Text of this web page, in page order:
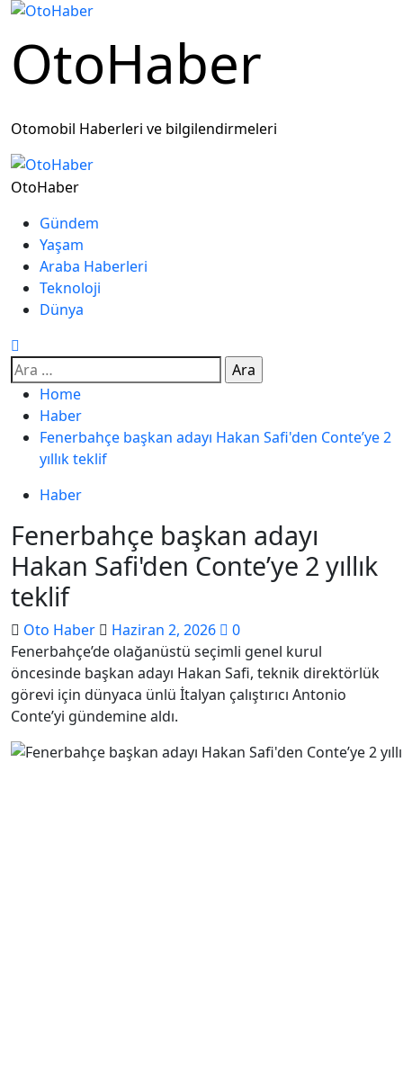
OtoHaber
Otomobil Haberleri ve bilgilendirmeleri
OtoHaber
Gündem
Yaşam
Araba Haberleri
Teknoloji
Dünya
Home
Haber
Fenerbahçe başkan adayı Hakan Safi'den Conte’ye 2
yıllık teklif
Haber
Fenerbahçe başkan adayı
Hakan Safi'den Conte’ye 2 yıllık
teklif
Oto Haber Haziran 2, 2026
0
Fenerbahçe’de olağanüstü seçimli genel kurul
öncesinde başkan adayı Hakan Safi, teknik direktörlük
görevi için dünyaca ünlü İtalyan çalıştırıcı Antonio
Conte’yi gündemine aldı.